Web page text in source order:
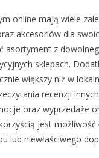
online mają wiele
akcesoriów dla
asortyment z
sklepach.
większy niż w
recenzji
oraz wyprzedaże
jest
lub niewłaściwego